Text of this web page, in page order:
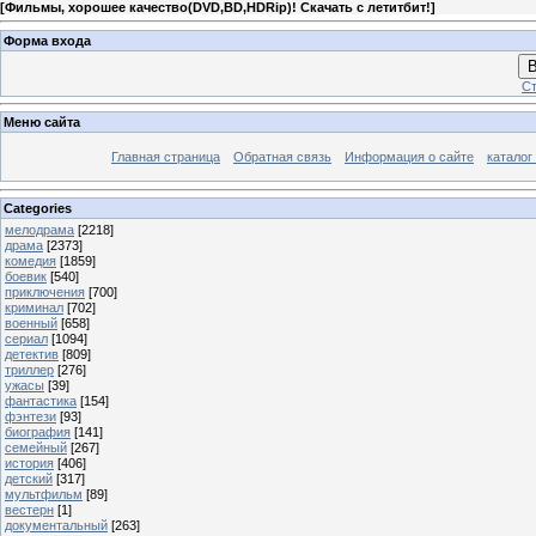
[Фильмы, хорошее качество(DVD,BD,HDRip)! Скачать с летитбит!]
Форма входа
Меню сайта
Главная страница Обратная связь Информация о сайте
Categories
мелодрама [2218]
драма [2373]
комедия [1859]
боевик [540]
приключения [700]
криминал [702]
военный [658]
сериал [1094]
детектив [809]
триллер [276]
ужасы [39]
фантастика [154]
фэнтези [93]
биография [141]
семейный [267]
история [406]
детский [317]
мультфильм [89]
вестерн [1]
документальный [263]